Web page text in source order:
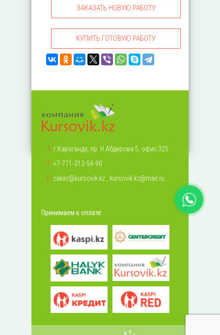
ЗАКАЗАТЬ НОВУЮ РАБОТУ
КУПИТЬ ГОТОВУЮ РАБОТУ
А: г.Караганда, пр. Н.Абдирова 5, офис 325
Т: +7-771-313-54-90
Е: zakaz@kursovik.kz kursovik.kz@mail.ru
Принимаем к оплате: